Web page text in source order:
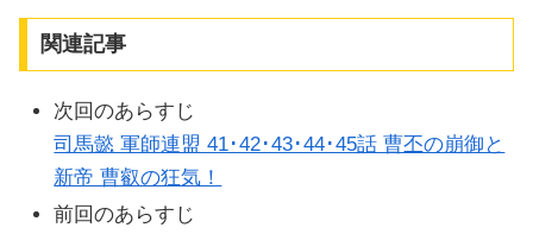
関連記事
次回のあらすじ
司馬懿 軍師連盟 41･42･43･44･45話 曹丕の崩御と
新帝 曹叡の狂気！
前回のあらすじ